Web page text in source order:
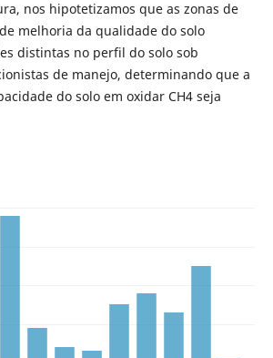
nos hipotetizamos que as zonas de
melhoria da qualidade do solo
distintas no perfil do solo sob
de manejo, determinando que a
do solo em oxidar CH4 seja